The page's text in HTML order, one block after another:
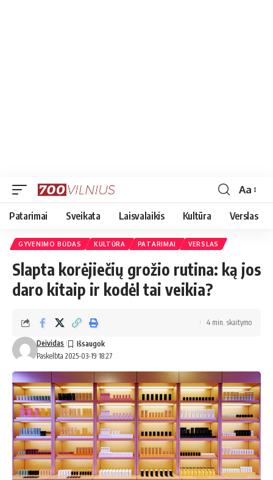
Font
Resizer
Aa
Patarimai Sveikata Laisvalaikis Kultūra Verslas
GYVENIMO BŪDAS KULTŪRA PATARIMAI VERSLAS
Slapta korėjiečių grožio rutina: ką jos
daro kitaip ir kodėl tai veikia?
Paskelbta 2025-03-19 18:27
Deividas
4 min. skaitymo